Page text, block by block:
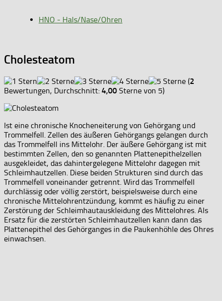
HNO - Hals/Nase/Ohren
Cholesteatom
(2
Bewertungen, Durchschnitt: 4,00 Sterne von 5)
Ist eine chronische Knocheneiterung von Gehörgang und
Trommelfell. Zellen des äußeren Gehörgangs gelangen durch
das Trommelfell ins Mittelohr. Der äußere Gehörgang ist mit
bestimmten Zellen, den so genannten Plattenepithelzellen
ausgekleidet, das dahintergelegene Mittelohr dagegen mit
Schleimhautzellen. Diese beiden Strukturen sind durch das
Trommelfell voneinander getrennt. Wird das Trommelfell
durchlässig oder völlig zerstört, beispielsweise durch eine
chronische Mittelohrentzündung, kommt es häufig zu einer
Zerstörung der Schleimhautauskleidung des Mittelohres. Als
Ersatz für die zerstörten Schleimhautzellen kann dann das
Plattenepithel des Gehörganges in die Paukenhöhle des Ohres
einwachsen.